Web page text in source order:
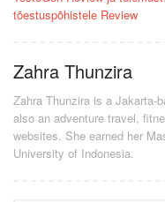
navigation
tõestuspõhistele Review
Zahra Thunzira
Zahra Thunzira is a Jakarta-
also an adventure travel,
websites. She earned her
University of Indonesia.